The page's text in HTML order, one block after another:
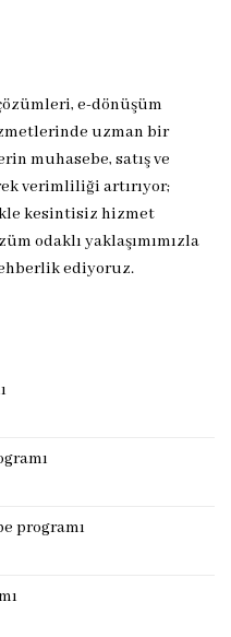
e-dönüşüm
uzman bir
muhasebe, satış ve
verimliliği artırıyor;
kesintisiz hizmet
odaklı yaklaşımımızla
ediyoruz.
programı